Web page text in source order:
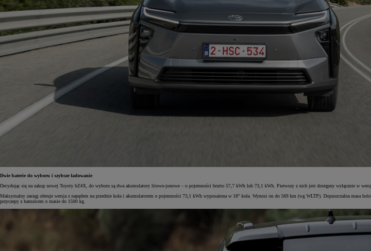
Dwie baterie do wyboru i szybsze ładowanie
Decydując się na zakup nowej Toyoty bZ4X, do wyboru są dwa akumulatory litowo-jonowe – o pojemności brutto 57,7 kWh lub 73,1 kWh. Pierwszy z nich jest dostępny wyłącznie w
Maksymalny zasięg oferuje wersja z napędem na przednie koła i akumulatorem o pojemności 73,1 kWh wyposażona w 18" koła. Wynosi on do 569 km (wg WLTP). Dopuszczalna masa
przyczepy z hamulcem o masie do 1500 kg.